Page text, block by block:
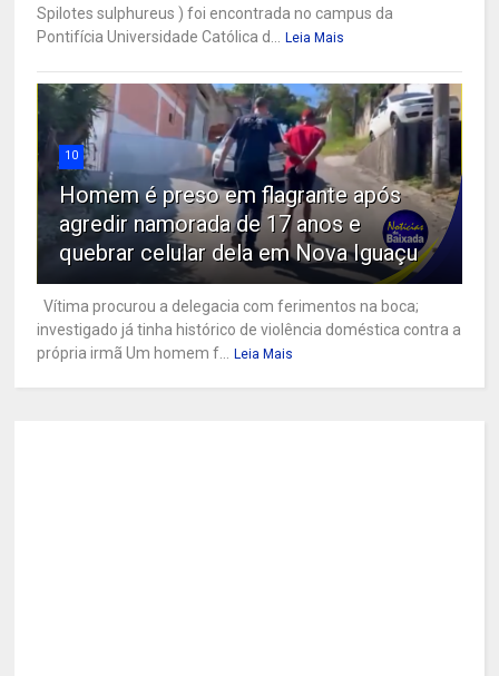
Spilotes sulphureus ) foi encontrada no campus da
Pontifícia Universidade Católica d...
Leia Mais
10
Homem é preso em flagrante após
agredir namorada de 17 anos e
quebrar celular dela em Nova Iguaçu
Vítima procurou a delegacia com ferimentos na boca;
investigado já tinha histórico de violência doméstica contra a
própria irmã Um homem f...
Leia Mais